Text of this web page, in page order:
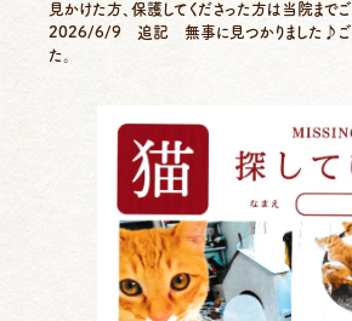
見かけた方、保護してくださった方は当院まで
2026/6/9 追記 無事に見つかりました♪ご協
た。